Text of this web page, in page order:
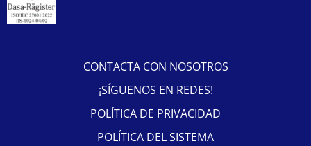
CONTACTA CON NOSOTROS
¡SÍGUENOS EN REDES!
POLÍTICA DE PRIVACIDAD
POLÍTICA DEL SISTEMA